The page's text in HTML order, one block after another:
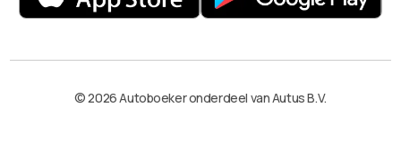
© 2026 Autoboeker onderdeel van Autus B.V.